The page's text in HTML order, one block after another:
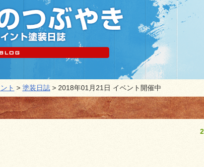
ト > 塗装日誌 > 2018年01月21日 イベント開催中